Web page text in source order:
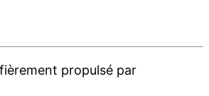
propulsé par